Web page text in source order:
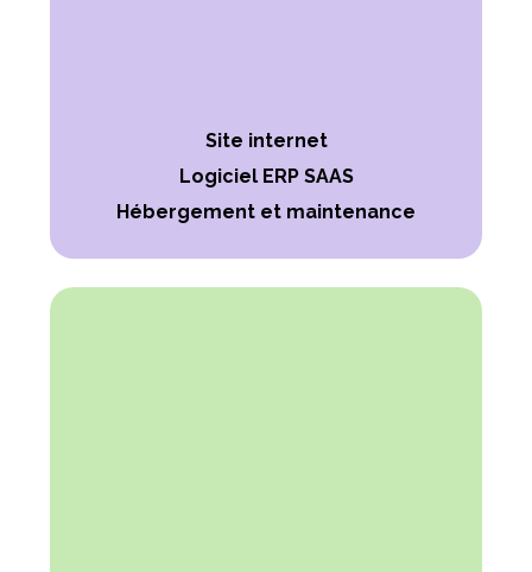
Site internet
Logiciel ERP SAAS
Hébergement et maintenance